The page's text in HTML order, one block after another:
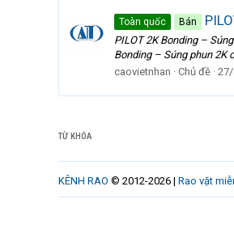
Toàn quốc Bán
PILOT 2K Bonding –
Bonding – Súng phun 2K
caovietnhan
Chủ đề
TỪ KHÓA
KÊNH RAO © 2012-2026 | Rao vặt